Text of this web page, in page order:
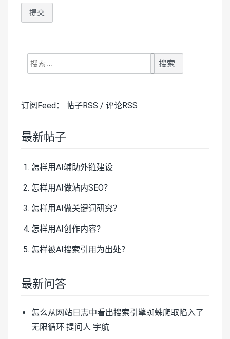
搜
索：
订阅Feed： 帖子RSS / 评论RSS
最新帖子
怎样用AI辅助外链建设
怎样用AI做站内SEO？
怎样用AI做关键词研究？
怎样用AI创作内容？
怎样被AI搜索引用为出处？
最新问答
怎么从网站日志中看出搜索引擎蜘蛛爬取陷入了
无限循环 提问人 宇航